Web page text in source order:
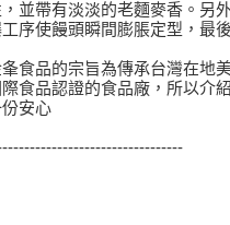
並帶有淡淡的老麵麥香。另
序使饅頭瞬間膨脹定型，最
食品的宗旨為傳承台灣在地
食品認證的食品廠，所以介
安心